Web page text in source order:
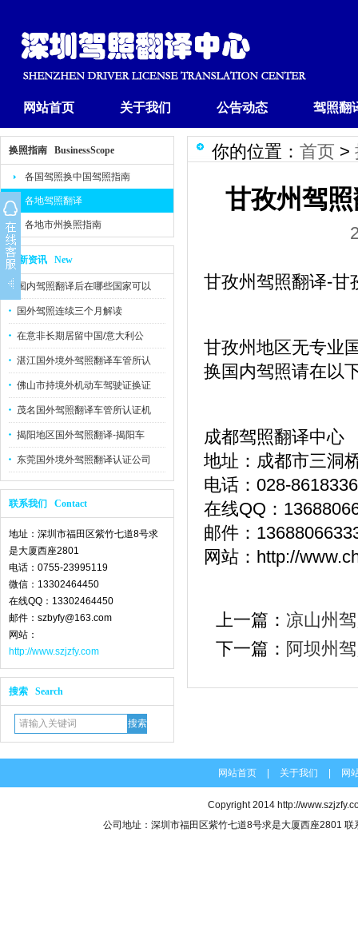
网站首页 关于我们 公告动态 驾照翻
换照指南 BusinessScope
各国驾照换中国驾照指南
各地驾照翻译
各地市州换照指南
最新资讯 New
国内驾照翻译后在哪些国家可以
国外驾照连续三个月解读
在意非长期居留中国/意大利公
湛江国外境外驾照翻译车管所认
佛山市持境外机动车驾驶证换证
茂名国外驾照翻译车管所认证机
揭阳地区国外驾照翻译-揭阳车
东莞国外境外驾照翻译认证公司
联系我们 Contact
地址：深圳市福田区紫竹七道8号求
是大厦西座2801
电话：0755-23995119
微信：13302464450
在线QQ：13302464450
邮件：szbyfy@163.com
网站：
http://www.szjzfy.com
搜索 Search
你的位置： 首页 >
甘孜州驾
甘孜州驾照翻译-甘
甘孜州地区无专业
换国内驾照请在以
成都驾照翻译中心
地址：成都市三洞
电话：028-
在线QQ：
邮件：
网站：http://
上一篇： 凉山州
下一篇： 阿坝州
网站首页 关于我们 网
Copyright 2014 http://
公司地址：深圳市福田区紫竹七道8号求是大厦西座2801